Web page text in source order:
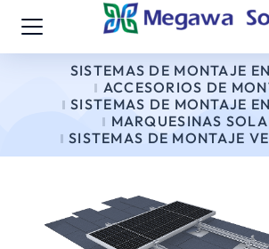
SISTEMAS DE MONTAJE
ACCESORIOS DE
SISTEMAS DE MONTAJE
MARQUESINAS
SISTEMAS DE MONTAJE